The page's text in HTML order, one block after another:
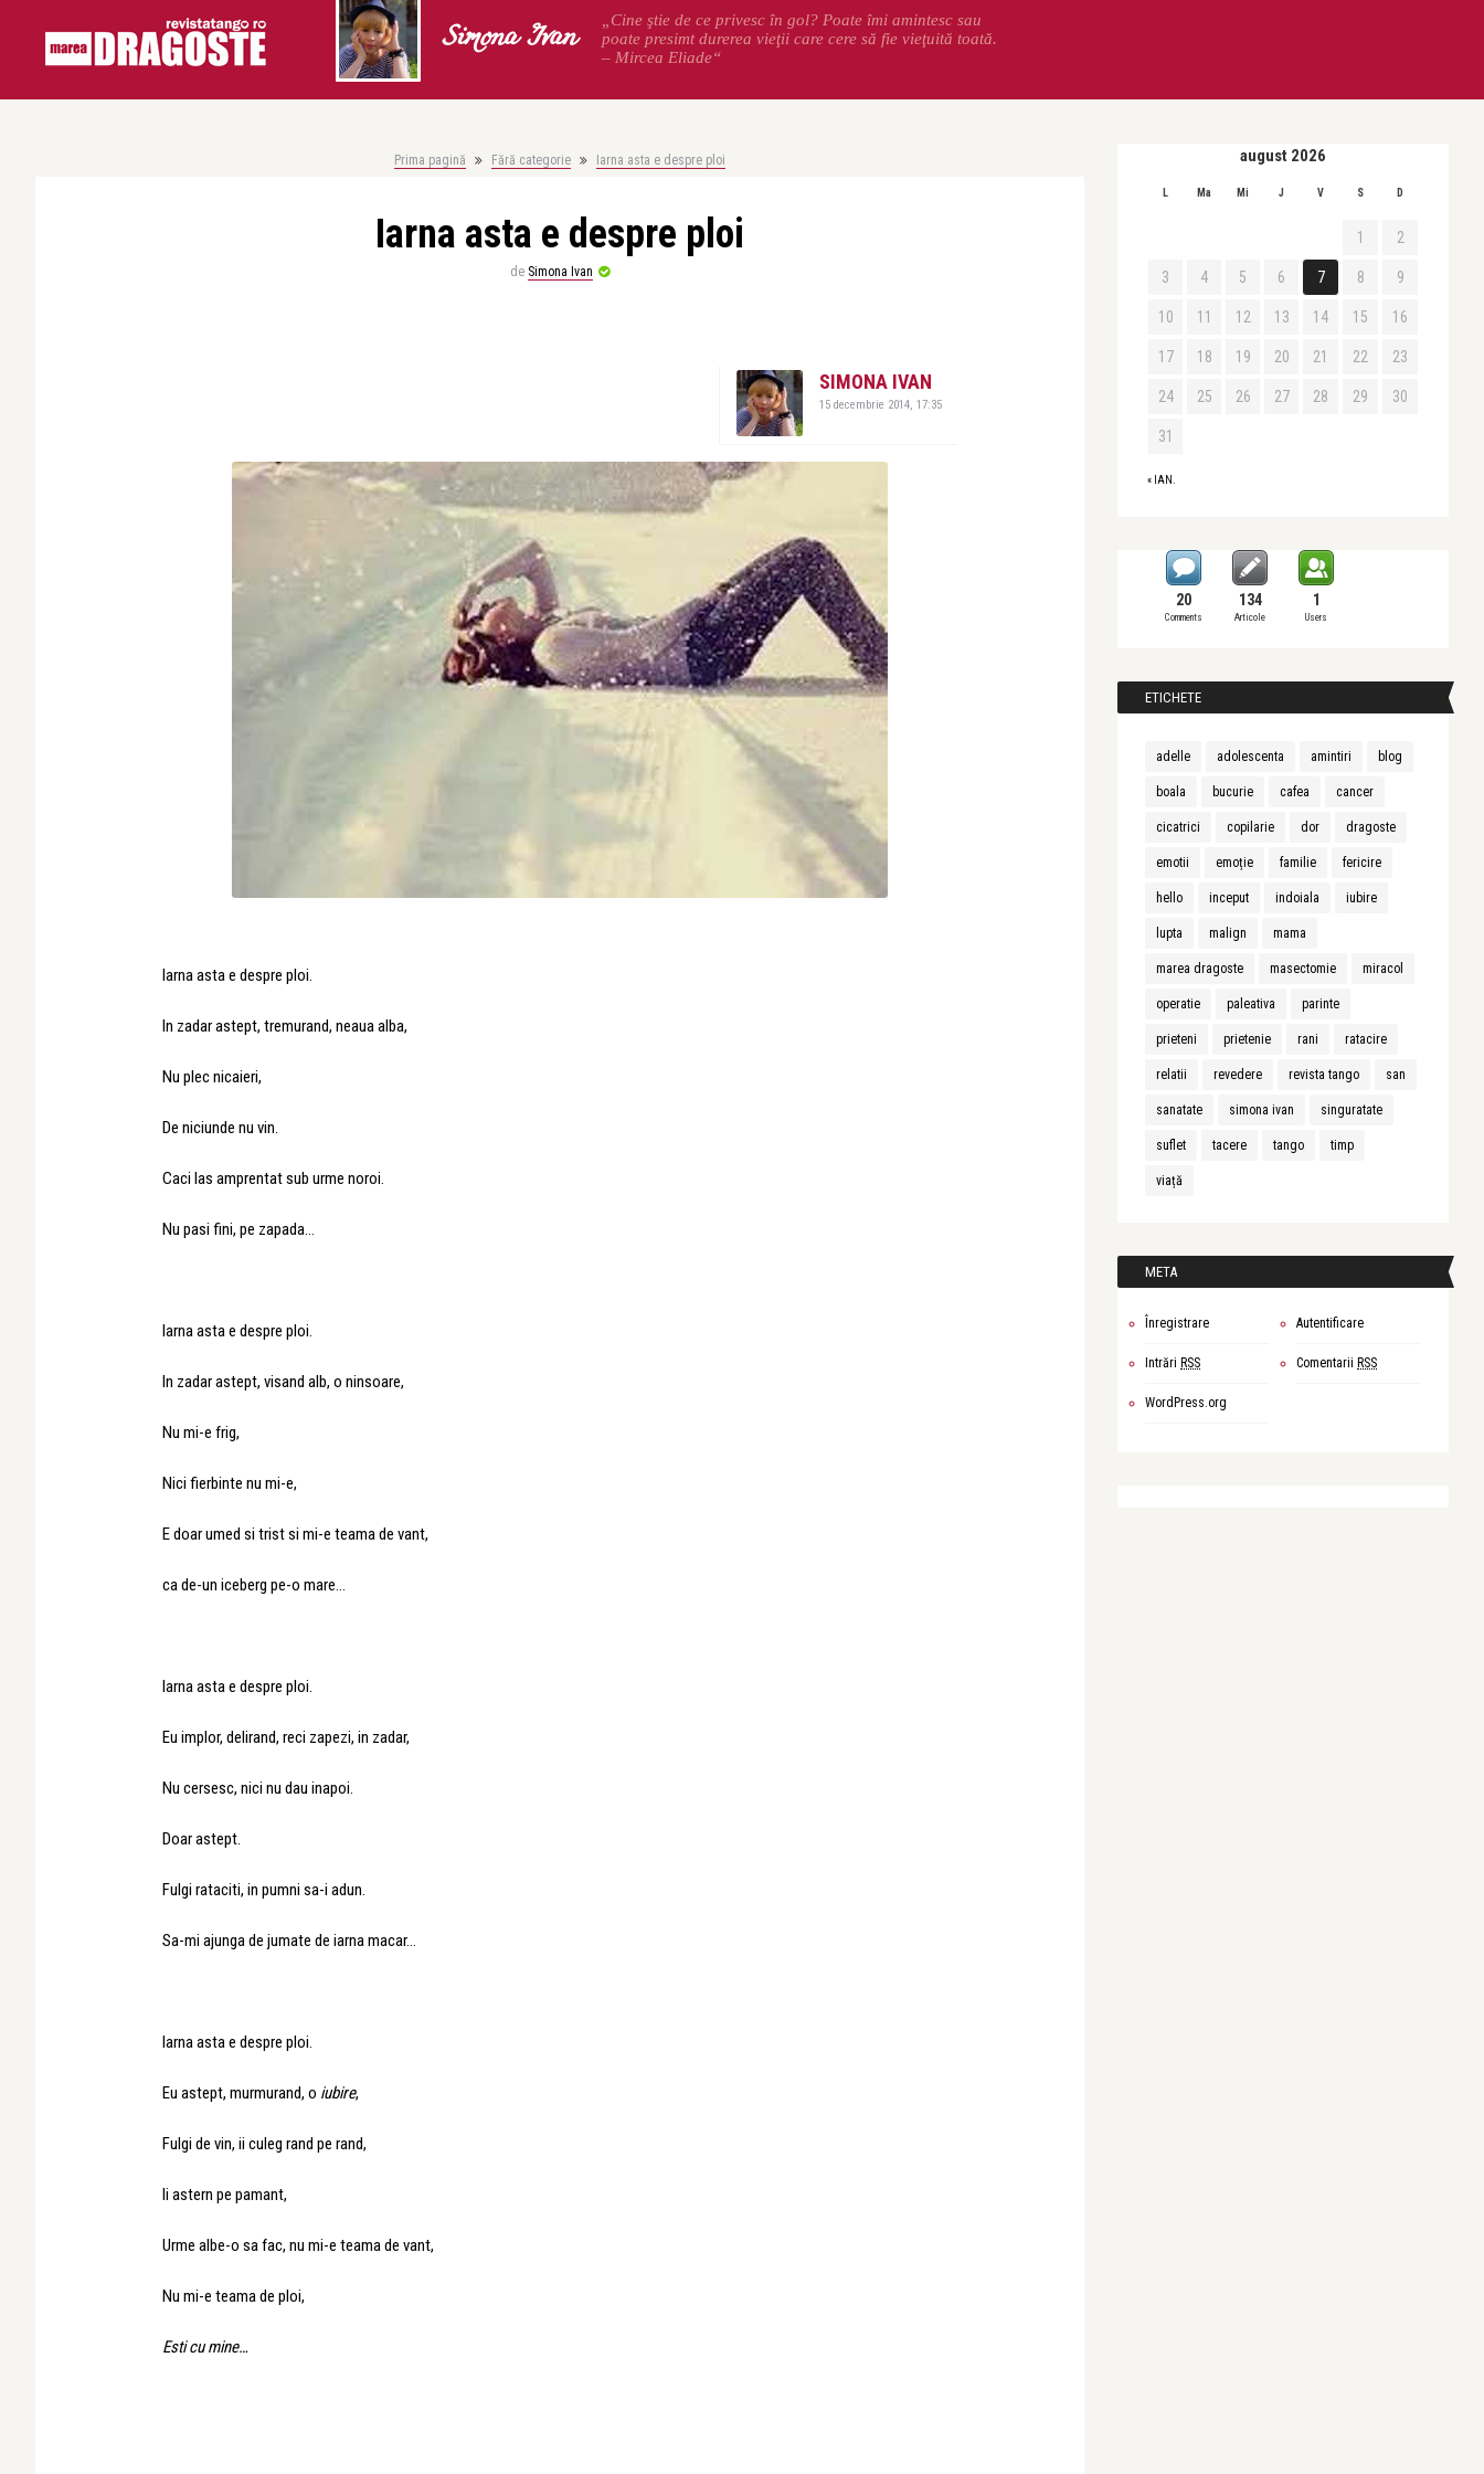
Simona Ivan
„Cine ştie de ce privesc în gol? Poate îmi amintesc sau
poate presimt durerea vieţii care cere să fie vieţuită toată.
– Mircea Eliade“
Prima pagină Fără categorie Iarna asta e despre ploi
Iarna asta e despre ploi
de Simona Ivan
SIMONA IVAN
15 decembrie 2014, 17:35
Iarna asta e despre ploi.
In zadar astept, tremurand, neaua alba,
Nu plec nicaieri,
De niciunde nu vin.
Caci las amprentat sub urme noroi.
Nu pasi fini, pe zapada…
Iarna asta e despre ploi.
In zadar astept, visand alb, o ninsoare,
Nu mi-e frig,
Nici fierbinte nu mi-e,
E doar umed si trist si mi-e teama de vant,
ca de-un iceberg pe-o mare…
Iarna asta e despre ploi.
Eu implor, delirand, reci zapezi, in zadar,
Nu cersesc, nici nu dau inapoi.
Doar astept.
Fulgi rataciti, in pumni sa-i adun.
Sa-mi ajunga de jumate de iarna macar…
Iarna asta e despre ploi.
Eu astept, murmurand, o iubire,
Fulgi de vin, ii culeg rand pe rand,
Ii astern pe pamant,
Urme albe-o sa fac, nu mi-e teama de vant,
Nu mi-e teama de ploi,
Esti cu mine…
august 2026
L Ma Mi J V S D
« IAN.
1 2
3 4 5 6 7 8 9
10 11 12 13 14 15 16
17 18 19 20 21 22 23
24 25 26 27 28 29 30
31
20
Comments
134
Articole
1
Users
ETICHETE
adelle adolescenta amintiri blog
boala bucurie cafea cancer
cicatrici copilarie dor dragoste
emotii emoție familie fericire
hello inceput indoiala iubire
lupta malign mama
marea dragoste masectomie miracol
operatie paleativa parinte
prieteni prietenie rani ratacire
relatii revedere revista tango san
sanatate simona ivan singuratate
suflet tacere tango timp
viață
META
Înregistrare Autentificare
Intrări RSS Comentarii RSS
WordPress.org